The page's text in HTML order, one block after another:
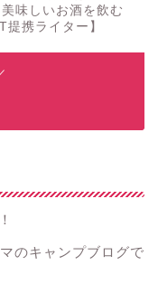
味しいお酒を飲む
携ライター】
のキャンプブログで